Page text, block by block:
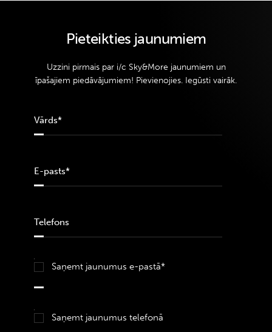
Pieteikties jaunumiem
Uzzini pirmais par i/c Sky&More jaunumiem un
īpašajiem piedāvājumiem! Pievienojies. Iegūsti vairāk.
Saņemt jaunumus e-pastā*
Saņemt jaunumus telefonā